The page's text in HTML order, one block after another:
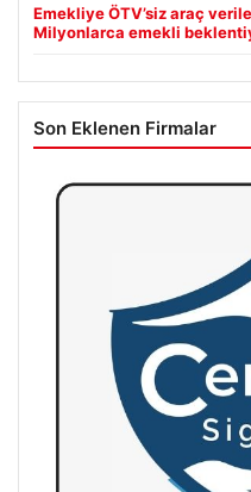
Emekliye ÖTV’siz araç
Milyonlarca emekli
Son Eklenen Firmalar